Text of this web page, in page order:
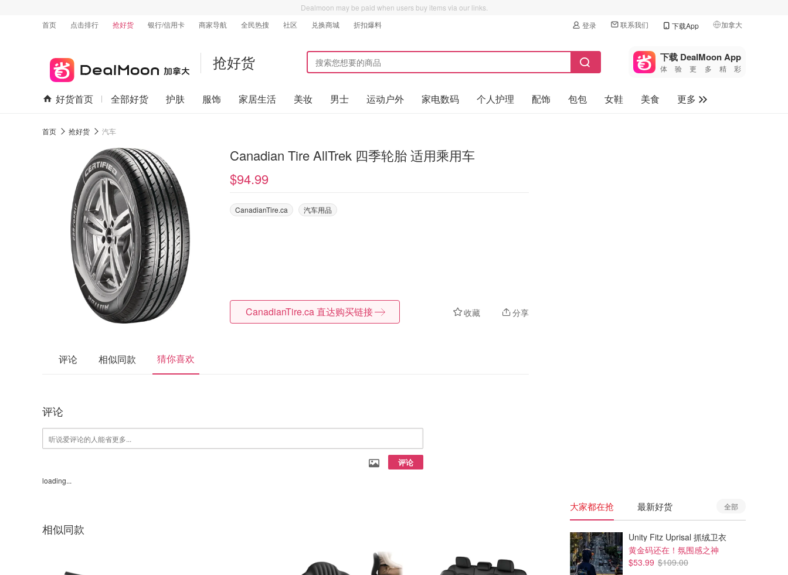
Dealmoon may be paid when users buy items via our links.
首页
点击排行 抢好货 银行/信用卡 商家导航 全民热搜 社区 兑换商城 折扣爆料 登录 联系我们 下载App 加拿大
🇺🇸
美国
🇨🇳中国
🇨🇦加拿大
抢好货 下载 DealMoon App
体验更多精彩
好货首页 全部好货 护肤 服饰 家居生活 美妆 男士 运动户外 家电数码 个人护理 配饰 包包 女鞋 美食
更多
首页 抢好货 汽车
Canadian Tire AllTrek 四季轮胎 适用乘用车
$94.99
CanadianTire.ca 汽车用品
收藏 分享
CanadianTire.ca 直达购买链接
评论 相似同款 猜你喜欢
评论
评论
loading...
相似同款
大家都在抢 最新好货 全部
Unity Fitz Uprisal 抓绒卫衣
黄金码还在！氛围感之神
$53.99 $109.00